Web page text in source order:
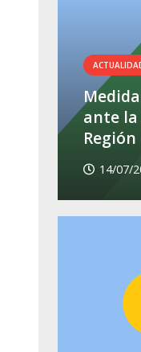
ante la
14/07/